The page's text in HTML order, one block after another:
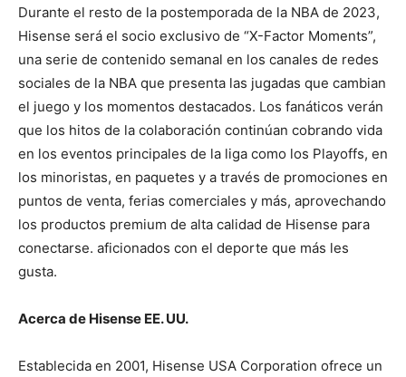
Durante el resto de la postemporada de la NBA de 2023,
Hisense será el socio exclusivo de “X-Factor Moments”,
una serie de contenido semanal en los canales de redes
sociales de la NBA que presenta las jugadas que cambian
el juego y los momentos destacados. Los fanáticos verán
que los hitos de la colaboración continúan cobrando vida
en los eventos principales de la liga como los Playoffs, en
los minoristas, en paquetes y a través de promociones en
puntos de venta, ferias comerciales y más, aprovechando
los productos premium de alta calidad de Hisense para
conectarse. aficionados con el deporte que más les
gusta.
Acerca de Hisense EE. UU.
Establecida en 2001, Hisense USA Corporation ofrece un